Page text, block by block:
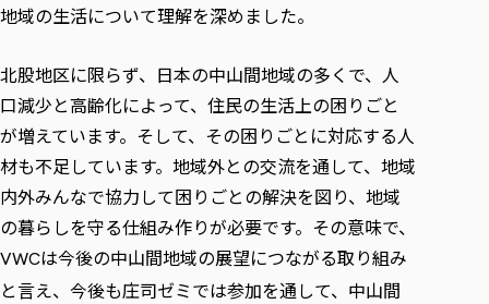
地域の生活について理解を深めました。
北股地区に限らず、日本の中山間地域の多くで、人
口減少と高齢化によって、住民の生活上の困りごと
が増えています。そして、その困りごとに対応する人
材も不足しています。地域外との交流を通して、地域
内外みんなで協力して困りごとの解決を図り、地域
の暮らしを守る仕組み作りが必要です。その意味で、
VWCは今後の中山間地域の展望につながる取り組み
と言え、今後も庄司ゼミでは参加を通して、中山間